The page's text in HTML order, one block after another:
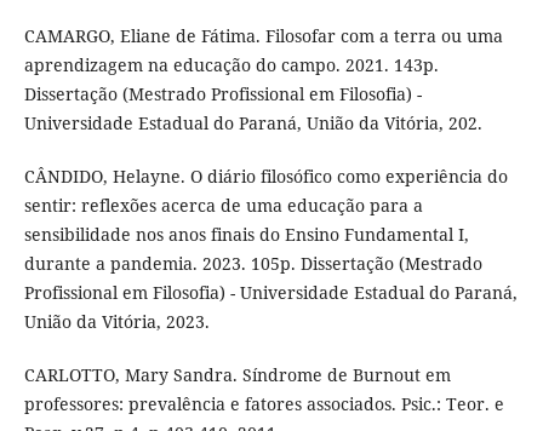
CAMARGO, Eliane de Fátima. Filosofar com a terra ou uma
aprendizagem na educação do campo. 2021. 143p.
Dissertação (Mestrado Profissional em Filosofia) -
Universidade Estadual do Paraná, União da Vitória, 202.
CÂNDIDO, Helayne. O diário filosófico como experiência do
sentir: reflexões acerca de uma educação para a
sensibilidade nos anos finais do Ensino Fundamental I,
durante a pandemia. 2023. 105p. Dissertação (Mestrado
Profissional em Filosofia) - Universidade Estadual do Paraná,
União da Vitória, 2023.
CARLOTTO, Mary Sandra. Síndrome de Burnout em
professores: prevalência e fatores associados. Psic.: Teor. e